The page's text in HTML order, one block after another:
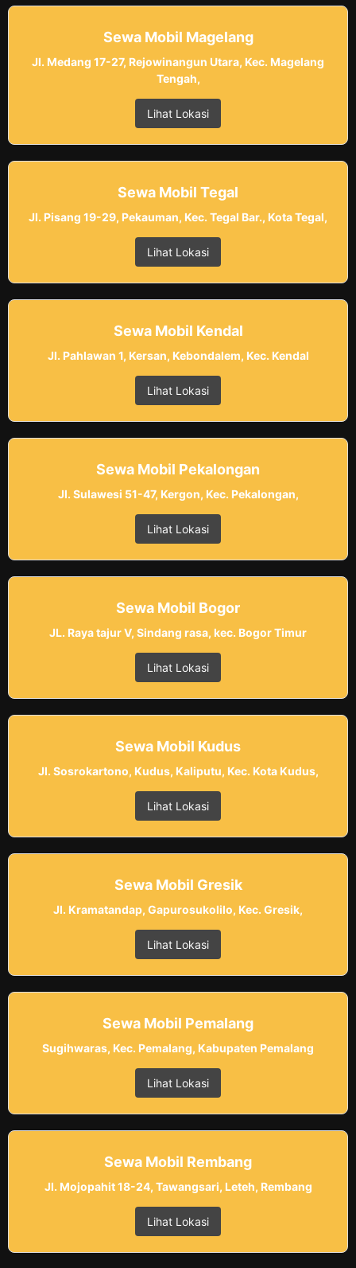
Sewa Mobil Magelang
Jl. Medang 17-27, Rejowinangun Utara, Kec. Magelang
Tengah,
Lihat Lokasi
Sewa Mobil Tegal
Jl. Pisang 19-29, Pekauman, Kec. Tegal Bar., Kota Tegal,
Lihat Lokasi
Sewa Mobil Kendal
Jl. Pahlawan 1, Kersan, Kebondalem, Kec. Kendal
Lihat Lokasi
Sewa Mobil Pekalongan
Jl. Sulawesi 51-47, Kergon, Kec. Pekalongan,
Lihat Lokasi
Sewa Mobil Bogor
JL. Raya tajur V, Sindang rasa, kec. Bogor Timur
Lihat Lokasi
Sewa Mobil Kudus
Jl. Sosrokartono, Kudus, Kaliputu, Kec. Kota Kudus,
Lihat Lokasi
Sewa Mobil Gresik
Jl. Kramatandap, Gapurosukolilo, Kec. Gresik,
Lihat Lokasi
Sewa Mobil Pemalang
Sugihwaras, Kec. Pemalang, Kabupaten Pemalang
Lihat Lokasi
Sewa Mobil Rembang
Jl. Mojopahit 18-24, Tawangsari, Leteh, Rembang
Lihat Lokasi